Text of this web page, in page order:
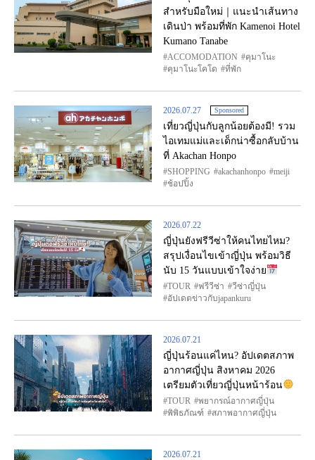
สำหรับมือใหม่｜แนะนำเส้นทาง
เดินป่า พร้อมที่พัก Kamenoi Hotel
Kumano Tanabe
ACCOMODATION
คุมาโนะ
คุมาโนะโคโด
ที่พัก
2026.07.27 Sponsored
เที่ยวญี่ปุ่นกับลูกน้อยต้องมี! รวม
ไอเทมแม่และเด็กน่าซื้อกลับบ้าน
ที่ Akachan Honpo
SHOPPING akachanhonpo
meiji
ช้อปปิ้ง
2026.07.22
ญี่ปุ่นยังฟรีวีซ่าให้คนไทยไหม?
สรุปเงื่อนไขเข้าญี่ปุ่น พร้อมวิธี
นับ 15 วันแบบเข้าใจง่าย
TOUR ฟรีวีซ่า
วีซ่าญี่ปุ่น
อัปเดตข่าวกับjapankuru
2026.07.21
ญี่ปุ่นร้อนแค่ไหน? อัปเดตสภาพ
อากาศญี่ปุ่น สิงหาคม 2026
เตรียมตัวเที่ยวญี่ปุ่นหน้าร้อน
TOUR
พยากรณ์อากาศญี่ปุ่น
พิพิธภัณฑ์
สภาพอากาศญี่ปุ่น
2026.07.21